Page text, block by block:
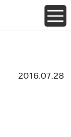
2016.07.28